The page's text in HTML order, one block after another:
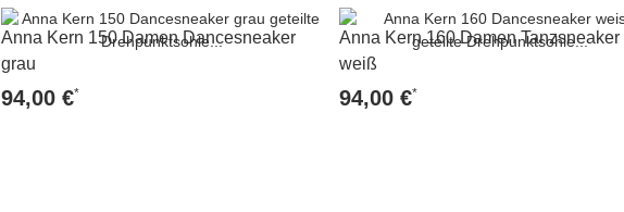
Anna Kern 150 Damen Dancesneaker
grau
94,00 €*
Anna Kern 160 Damen Tanzsneaker
weiß
94,00 €*